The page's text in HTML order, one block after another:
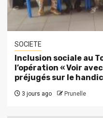
SOCIETE
Inclusion sociale au
l’opération « Voir
préjugés sur le
3 jours ago Prunelle